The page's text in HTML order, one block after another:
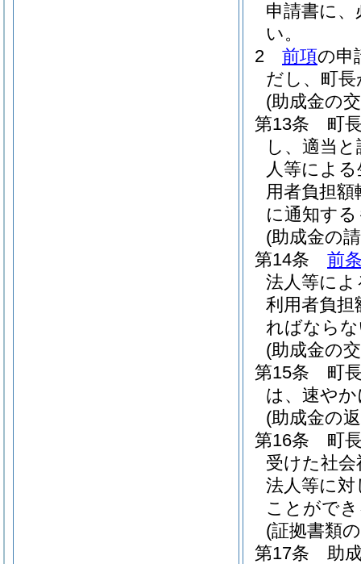
申請書に
い。
2
前項の申
だし、町
(助成金の
第13条
町
し、適当
人等によ
用者負担
に通知す
(助成金の
第14条
前
法人等に
利用者負担
ればなら
(助成金の
第15条
町
は、速や
(助成金の
第16条
町
受けた社
法人等に
ことがで
(証拠書類
第17条
助